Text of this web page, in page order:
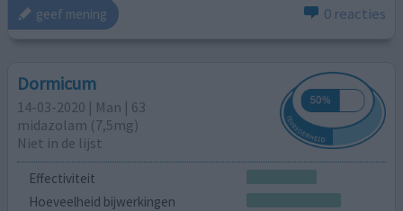
geef mening 0 reacties
Dormicum
14-03-2020 | Man | 63
midazolam (7,5mg)
Niet in de lijst
Effectiviteit
Hoeveelheid bijwerkingen